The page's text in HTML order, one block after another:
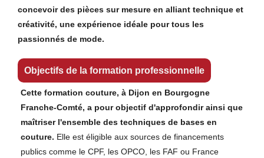
concevoir des pièces sur mesure en alliant technique et
créativité, une expérience idéale pour tous les
passionnés de mode.
Objectifs de la formation professionnelle
Cette formation couture, à Dijon en Bourgogne
Franche-Comté, a pour objectif d'approfondir ainsi que
maîtriser l'ensemble des techniques de bases en
couture. Elle est éligible aux sources de financements
publics comme le CPF, les OPCO, les FAF ou France